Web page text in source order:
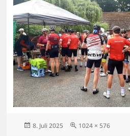
Veröffentlicht
8. Juli 2025 Originalgröße
1024 × 576